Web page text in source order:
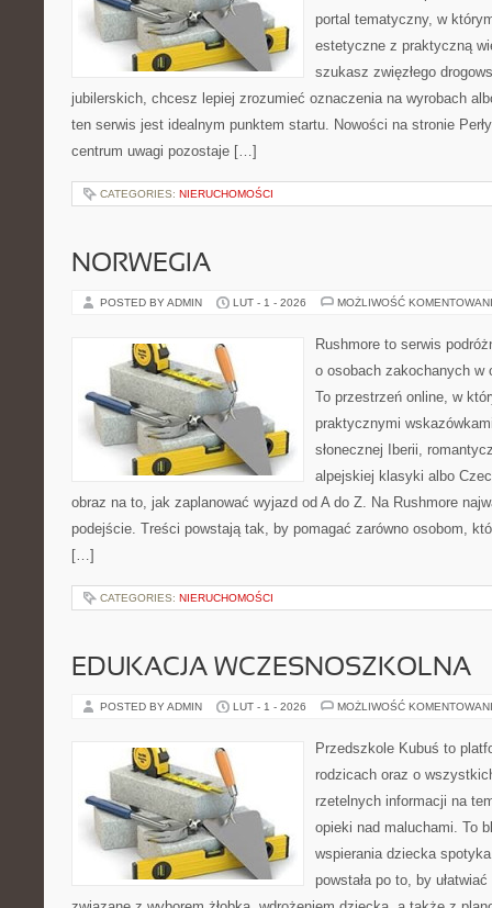
portal tematyczny, w
estetyczne z praktyczną
szukasz zwięzłego
jubilerskich, chcesz lepiej zrozumieć oznaczenia na wyrobach
ten serwis jest idealnym punktem startu. Nowości na stronie
centrum uwagi pozostaje […]
CATEGORIES: NIERUCHOMOŚCI
NORWEGIA
POSTED BY ADMIN LUT - 1 - 2026 MOŻLIWOŚĆ
Rushmore to serwis
o osobach zakochanych w
To przestrzeń online, w
praktycznymi
słonecznej Iberii,
alpejskiej klasyki albo
obraz na to, jak zaplanować wyjazd od A do Z. Na Rushmore
podejście. Treści powstają tak, by pomagać zarówno osobom,
[…]
CATEGORIES: NIERUCHOMOŚCI
EDUKACJA WCZESNOSZKOLNA
POSTED BY ADMIN LUT - 1 - 2026 MOŻLIWOŚĆ
Przedszkole Kubuś to
rodzicach oraz o
rzetelnych informacji na
opieki nad maluchami. To
wspierania dziecka
powstała po to, by